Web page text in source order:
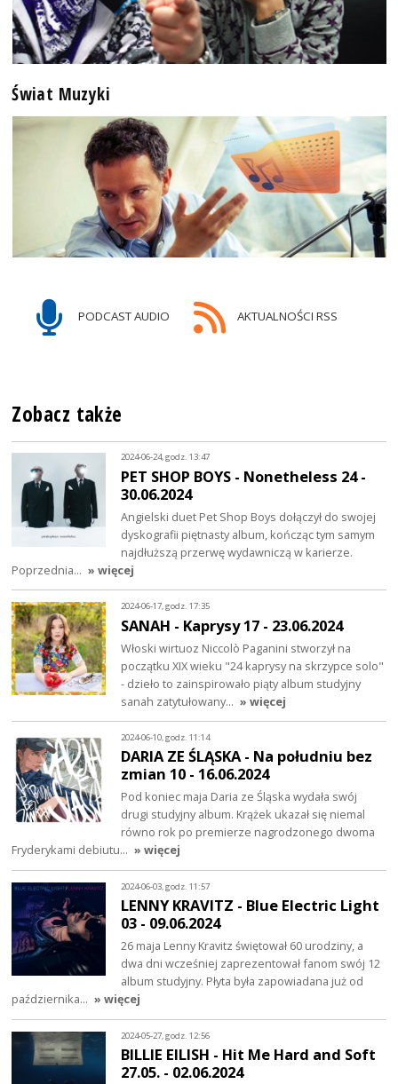
Świat Muzyki
PODCAST AUDIO AKTUALNOŚCI RSS
Zobacz także
2024-06-24, godz. 13:47
PET SHOP BOYS - Nonetheless 24 -
30.06.2024
Angielski duet Pet Shop Boys dołączył do swojej
dyskografii piętnasty album, kończąc tym samym
najdłuższą przerwę wydawniczą w karierze.
Poprzednia… » więcej
2024-06-17, godz. 17:35
SANAH - Kaprysy 17 - 23.06.2024
Włoski wirtuoz Niccolò Paganini stworzył na
początku XIX wieku "24 kaprysy na skrzypce solo"
- dzieło to zainspirowało piąty album studyjny
sanah zatytułowany… » więcej
2024-06-10, godz. 11:14
DARIA ZE ŚLĄSKA - Na południu bez
zmian 10 - 16.06.2024
Pod koniec maja Daria ze Śląska wydała swój
drugi studyjny album. Krążek ukazał się niemal
równo rok po premierze nagrodzonego dwoma
Fryderykami debiutu… » więcej
2024-06-03, godz. 11:57
LENNY KRAVITZ - Blue Electric Light
03 - 09.06.2024
26 maja Lenny Kravitz świętował 60 urodziny, a
dwa dni wcześniej zaprezentował fanom swój 12
album studyjny. Płyta była zapowiadana już od
października… » więcej
2024-05-27, godz. 12:56
BILLIE EILISH - Hit Me Hard and Soft
27.05. - 02.06.2024